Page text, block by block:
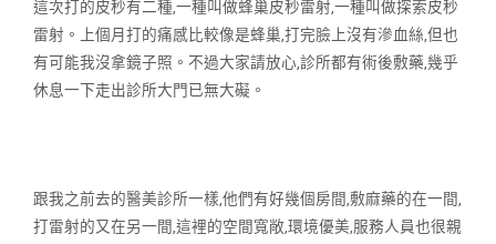
這次打的皮秒有二種,一種叫做蜂巢皮秒雷射,一種叫做探索皮秒
雷射。上個月打的痛感比較像是蜂巢,打完臉上沒有滲血絲,但也
有可能我沒拿鏡子照。不過大家請放心,診所都有術後敷藥,幾乎
休息一下走出診所大門已無大礙。
跟我之前去的醫美診所一樣,他們有好幾個房間,敷麻藥的在一間,
打雷射的又在另一間,這裡的空間寬敞,環境優美,服務人員也很親